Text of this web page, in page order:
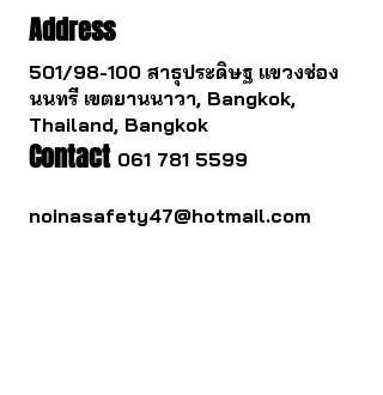
Address
501/98-100 สาธุประดิษฐ แขวงช่อง
นนทรี เขตยานนาวา, Bangkok,
Thailand, Bangkok
Contact 061 781 5599
noinasafety47@hotmail.com